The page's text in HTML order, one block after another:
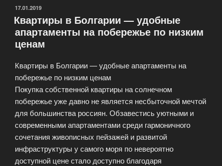
от
АН
квалифицированно
и
надежно.»
ОПУБЛИКОВАНО
17.01.2019
Квартиры в Болгарии — удобные
апартаменты на побережье по низким
ценам
Квартиры в Болгарии — удобные апартаменты на
побережье по низким ценам
Покупка собственной квартиры на солнечном
побережье уже давно не является несбыточной мечтой
для большинства россиян. Обзавестись уютными и
современными апартаментами среди гармоничного
сочетания живописных пейзажей и развитой
инфраструктуры у самого моря по невероятно
доступной цене стало доступно благодаря